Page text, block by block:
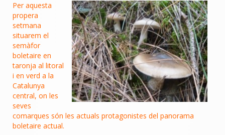
Per aquesta
propera
setmana
situarem el
semàfor
boletaire en
taronja al litoral
i en verd a la
Catalunya
central, on les
seves
comarques són les actuals protagonistes del panorama
boletaire actual.